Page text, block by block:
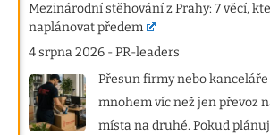
Mezinárodní stěhování z Prahy: 7 věcí,
naplánovat předem
4 srpna 2026 -PR-leaders
Přesun firmy nebo
mnohem víc než jen převoz
místa na druhé. Pokud